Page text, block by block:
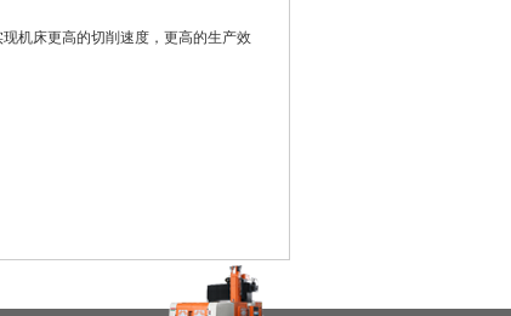
机床更高的切削速度，更高的生产效